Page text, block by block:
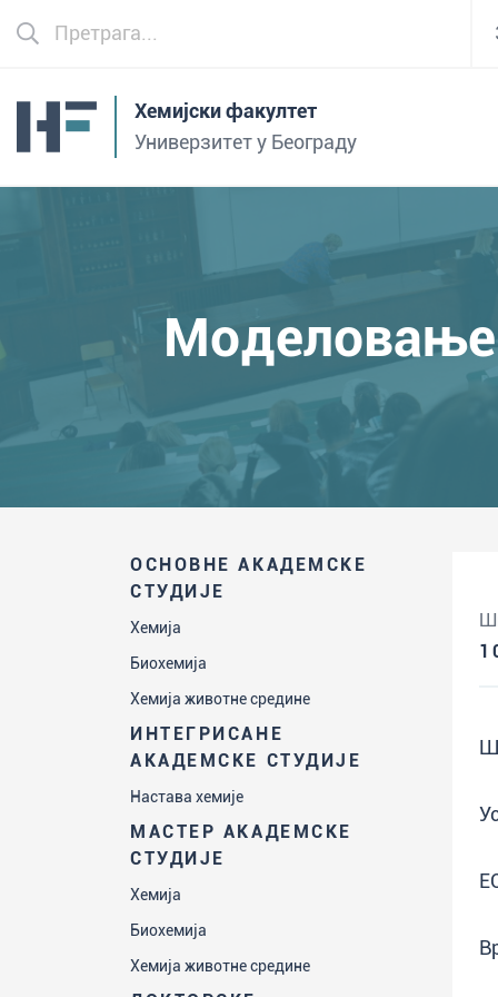
Хемијски факултет
Универзитет у Београду
ОСНОВНЕ АКАДЕМСКЕ
СТУДИЈЕ
Хемија
Биохемија
Хемија животне средине
ИНТЕГРИСАНЕ
АКАДЕМСКЕ СТУДИЈЕ
Настава хемије
МАСТЕР АКАДЕМСКЕ
СТУДИЈЕ
Хемија
Биохемија
Хемија животне средине